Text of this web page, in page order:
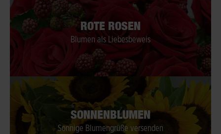
ROTE ROSEN
Blumen als Liebesbeweis
SONNENBLUMEN
Sonnige Blumengrüße versenden